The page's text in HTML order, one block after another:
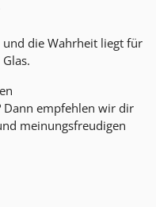
und die Wahrheit liegt für
Dann empfehlen wir dir
meinungsfreudigen